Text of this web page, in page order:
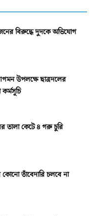
বিরুদ্ধে দুদকে অভিযোগ
উপলক্ষে ছাত্রদলের
তালা কেটে ৪ গরু চুরি
তাঁবেদারি চলবে না